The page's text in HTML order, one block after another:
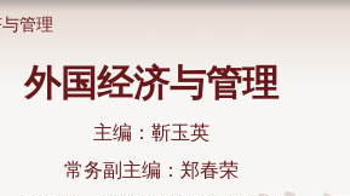
管理
外国经济与管理
主编：靳玉英
常务副主编：郑春荣